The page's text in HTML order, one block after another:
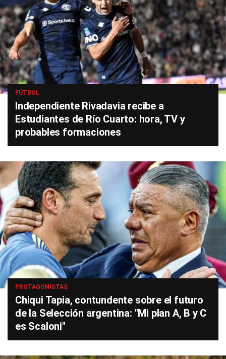
FÚTBOL
Independiente Rivadavia recibe a
Estudiantes de Río Cuarto: hora, TV y
probables formaciones
PROTAGONISTAS
Chiqui Tapia, contundente sobre el futuro
de la Selección argentina: "Mi plan A, B y C
es Scaloni"